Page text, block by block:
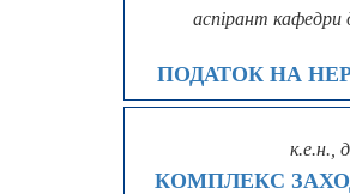
аспірант кафедри
ПОДАТОК НА
к.е.н.,
КОМПЛЕКС